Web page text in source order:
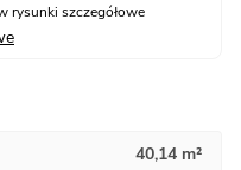
rysunki szczegółowe
40,14 m²